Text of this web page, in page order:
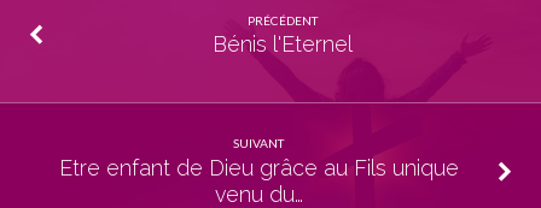
PRÉCÉDENT
Bénis l'Eternel
SUIVANT
Etre enfant de Dieu grâce au Fils unique
venu du…